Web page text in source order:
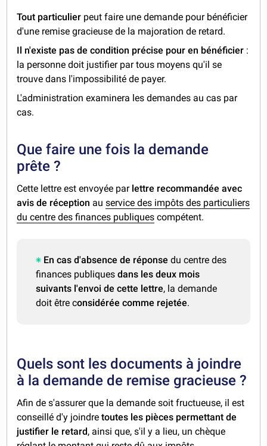
Tout particulier peut faire une demande pour bénéficier
d'une remise gracieuse de la majoration de retard.
Il n'existe pas de condition précise pour en bénéficier :
la personne doit justifier par tous moyens qu'il se
trouve dans l'impossibilité de payer.
L'administration examinera les demandes au cas par
cas.
Que faire une fois la demande
prête ?
Cette lettre est envoyée parlettre recommandée avec
avis de réception auservice des impôts des particuliers
du centre des finances publiques compétent.
En cas d'absence de réponsedu centre des
finances publiquesdans les deux mois
suivants l'envoi de cette lettre, la demande
doit être considérée comme rejetée.
Quels sont les documents à joindre
à la demande de remise gracieuse ?
Afin de s'assurer que la demande soit fructueuse, il est
conseillé d'y joindre toutes les pièces permettant de
justifier le retard, ainsi que, s'il y a lieu, un chèque